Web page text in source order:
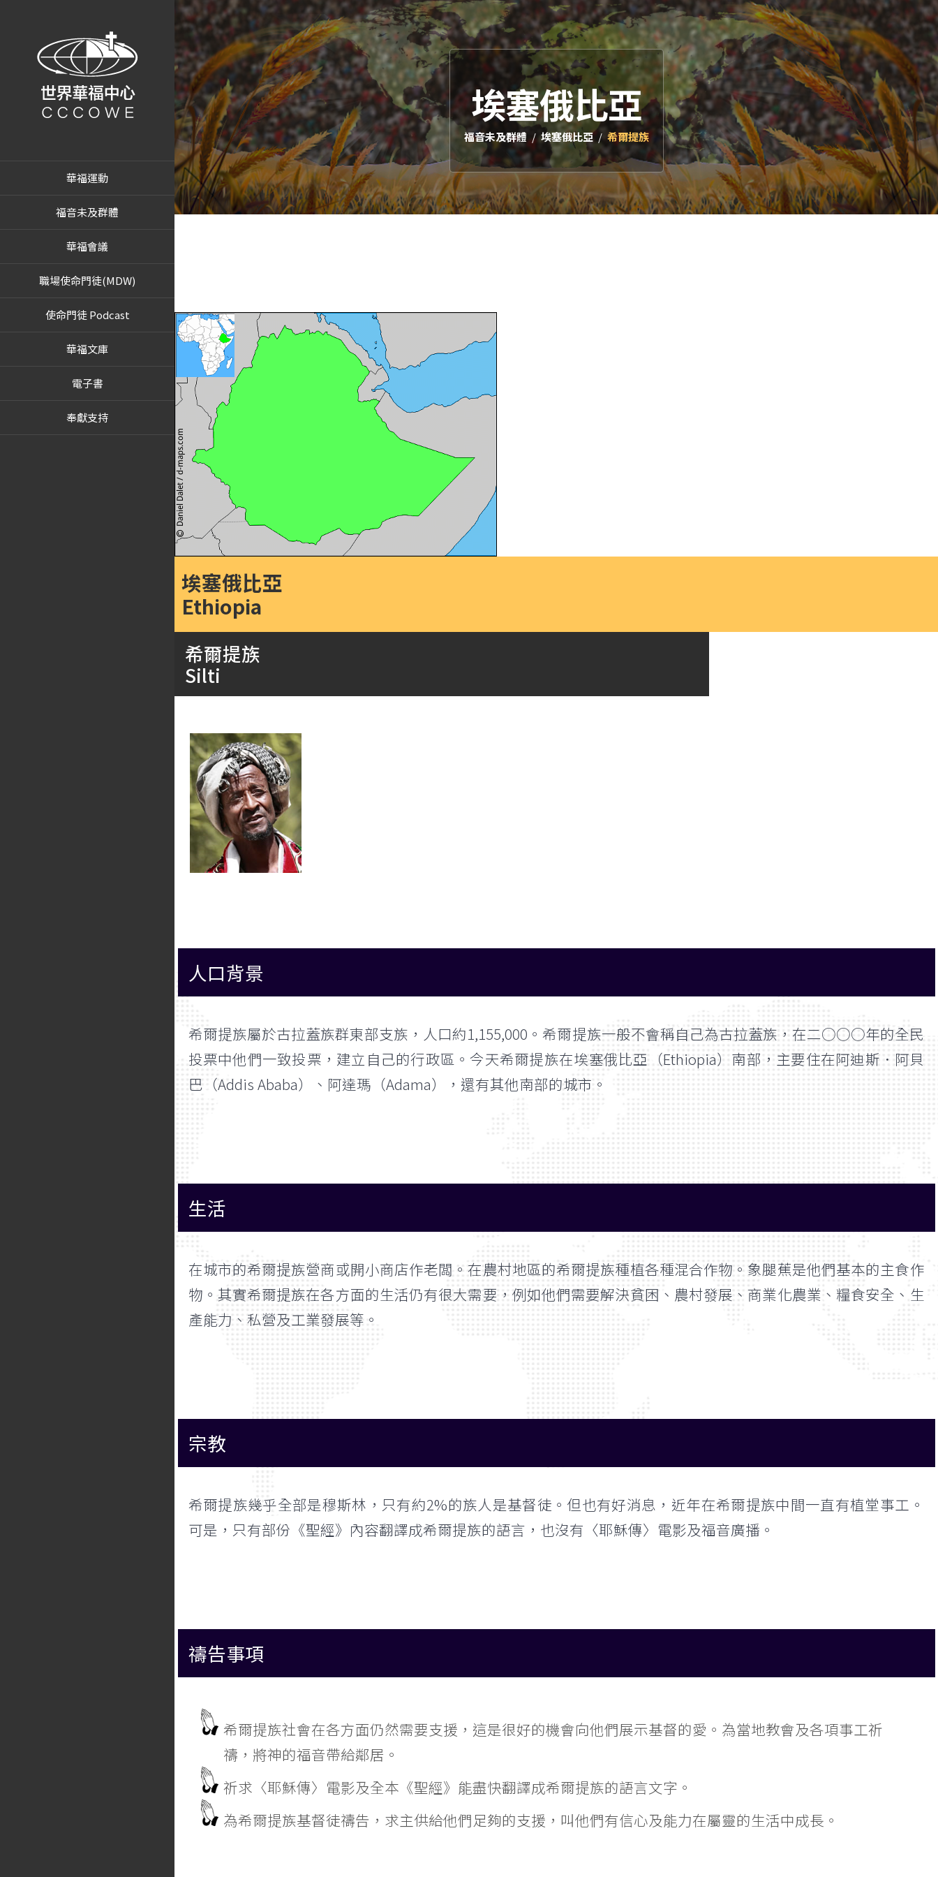
華福運動
福音未及群體
華福會議
職場使命門徒(MDW)
使命門徒 Podcast
華福文庫
電子書
奉獻支持
埃塞俄比亞
福音未及群體 埃塞俄比亞 希爾提族
埃塞俄比亞
Ethiopia
希爾提族
Silti
人口背景
希爾提族屬於古拉蓋族群東部支族，人口約1,155,000。希爾提族一般不會稱自己為古拉蓋族，在二○○○年的全民
投票中他們一致投票，建立自己的行政區。今天希爾提族在埃塞俄比亞（Ethiopia）南部，主要住在阿迪斯．阿貝
巴（Addis Ababa）、阿達瑪（Adama），還有其他南部的城市。
生活
在城市的希爾提族營商或開小商店作老闆。在農村地區的希爾提族種植各種混合作物。象腿蕉是他們基本的主食作
物。其實希爾提族在各方面的生活仍有很大需要，例如他們需要解決貧困、農村發展、商業化農業、糧食安全、生
產能力、私營及工業發展等。
宗教
希爾提族幾乎全部是穆斯林，只有約2%的族人是基督徒。但也有好消息，近年在希爾提族中間一直有植堂事工。
可是，只有部份《聖經》內容翻譯成希爾提族的語言，也沒有〈耶穌傳〉電影及福音廣播。
禱告事項
希爾提族社會在各方面仍然需要支援，這是很好的機會向他們展示基督的愛。為當地教會及各項事工祈
禱，將神的福音帶給鄰居。
祈求〈耶穌傳〉電影及全本《聖經》能盡快翻譯成希爾提族的語言文字。
為希爾提族基督徒禱告，求主供給他們足夠的支援，叫他們有信心及能力在屬靈的生活中成長。